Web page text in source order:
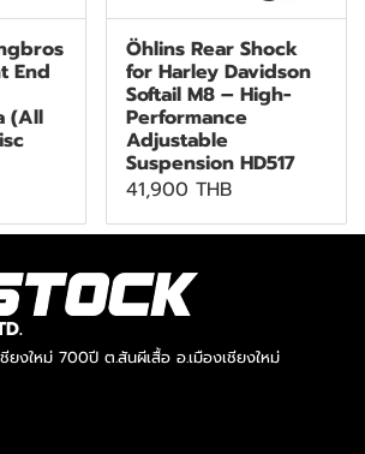
End
(All
Öhlins Rear Shock
for Harley Davidson
Softail M8 – High-
Performance
Adjustable
Suspension HD517
41,900 THB
งใหม่ 700ปี ต.สันผีเสื้อ อ.เมืองเชียงใหม่